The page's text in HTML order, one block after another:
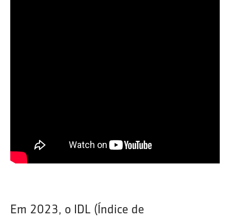
Em 2023, o IDL (Índice de